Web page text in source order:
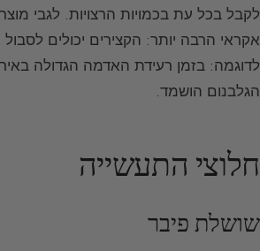
לקבל בכל עת בכמויות הרצויות. לגבי
אקראי הרבה יותר: הקצירים יכולים
לדוגמה: בזמן רעידת האדמה הגדולה
הגלבנום הושמד.
חלוצי התעשייה
שושלת פיבר